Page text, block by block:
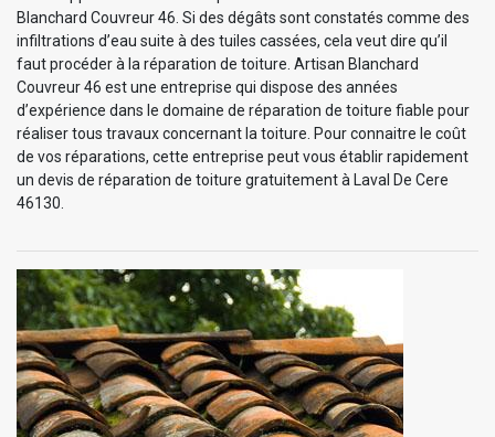
Blanchard Couvreur 46. Si des dégâts sont constatés comme des
infiltrations d’eau suite à des tuiles cassées, cela veut dire qu’il
faut procéder à la réparation de toiture. Artisan Blanchard
Couvreur 46 est une entreprise qui dispose des années
d’expérience dans le domaine de réparation de toiture fiable pour
réaliser tous travaux concernant la toiture. Pour connaitre le coût
de vos réparations, cette entreprise peut vous établir rapidement
un devis de réparation de toiture gratuitement à Laval De Cere
46130.